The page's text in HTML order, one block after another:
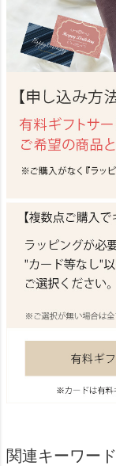
関連キーワード